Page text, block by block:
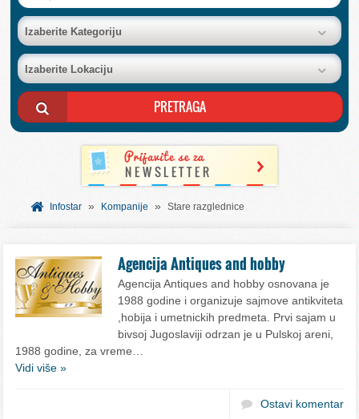
BAZA FIRMI
POSLOVNI OGLASI
AKCIJE I KATALOZI
BESPLATNI VAUČERI
SVET INFORMACIJA
Izaberite Kategoriju
Izaberite Lokaciju
Infostar » Kompanije » Stare razglednice
Agencija Antiques and hobby
Agencija Antiques and hobby osnovana je
1988 godine i organizuje sajmove antikviteta
,hobija i umetnickih predmeta. Prvi sajam u
bivsoj Jugoslaviji odrzan je u Pulskoj areni,
1988 godine, za vreme…
Vidi više »
Ostavi komentar